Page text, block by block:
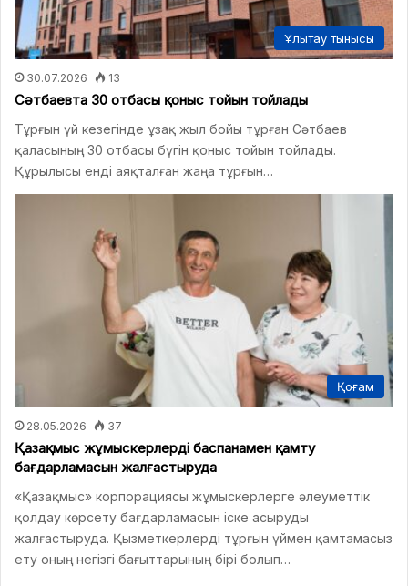
Ұлытау тынысы
30.07.2026 13
Сәтбаевта 30 отбасы қоныс тойын тойлады
Тұрғын үй кезегінде ұзақ жыл бойы тұрған Сәтбаев
қаласының 30 отбасы бүгін қоныс тойын тойлады.
Құрылысы енді аяқталған жаңа тұрғын…
Қоғам
28.05.2026 37
Қазақмыс жұмыскерлерді баспанамен қамту
бағдарламасын жалғастыруда
«Қазақмыс» корпорациясы жұмыскерлерге әлеуметтік
қолдау көрсету бағдарламасын іске асыруды
жалғастыруда. Қызметкерлерді тұрғын үймен қамтамасыз
ету оның негізгі бағыттарының бірі болып…